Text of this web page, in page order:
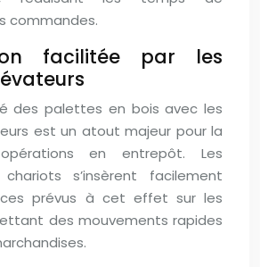
commandes.
facilitée par les
des palettes en bois avec les
est un atout majeur pour la
en entrepôt. Les
s’insèrent facilement
prévus à cet effet sur les
des mouvements rapides